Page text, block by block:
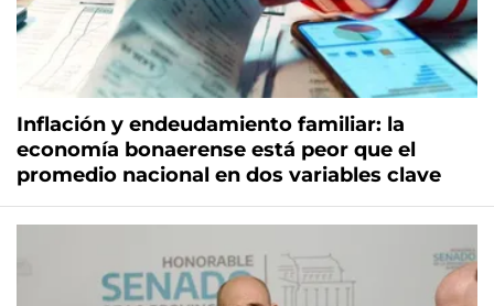
Inflación y endeudamiento familiar: la
economía bonaerense está peor que el
promedio nacional en dos variables clave